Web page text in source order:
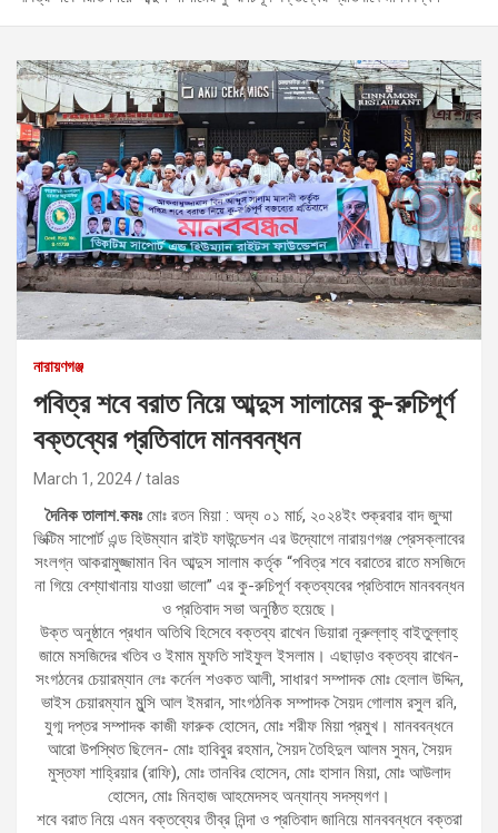
নারায়ণগঞ্জ
পবিত্র শবে বরাত নিয়ে আব্দুস সালামের কু-রুচিপূর্ণ
বক্তব্যের প্রতিবাদে মানববন্ধন
March 1, 2024 talas
দৈনিক তালাশ.কমঃ মোঃ রতন মিয়া : অদ্য ০১ মার্চ, ২০২৪ইং শুক্রবার বাদ জুম্মা
ভিক্টিম সাপোর্ট এন্ড হিউম্যান রাইট ফাউন্ডেশন এর উদ্যোগে নারায়ণগঞ্জ প্রেসক্লাবের
সংলগ্ন আকরামুজ্জামান বিন আব্দুস সালাম কর্তৃক “পবিত্র শবে বরাতের রাতে মসজিদে
না গিয়ে বেশ্যাখানায় যাওয়া ভালো” এর কু-রুচিপূর্ণ বক্তব্যবের প্রতিবাদে মানববন্ধন
ও প্রতিবাদ সভা অনুষ্ঠিত হয়েছে।
উক্ত অনুষ্ঠানে প্রধান অতিথি হিসেবে বক্তব্য রাখেন ডিয়ারা নূরুল্লাহ্ বাইতুল্লাহ্
জামে মসজিদের খতিব ও ইমাম মুফতি সাইফুল ইসলাম। এছাড়াও বক্তব্য রাখেন-
সংগঠনের চেয়ারম্যান লেঃ কর্নেল শওকত আলী, সাধারণ সম্পাদক মোঃ হেলাল উদ্দিন,
ভাইস চেয়ারম্যান মুন্সি আল ইমরান, সাংগঠনিক সম্পাদক সৈয়দ গোলাম রসুল রনি,
যুগ্ম দপ্তর সম্পাদক কাজী ফারুক হোসেন, মোঃ শরীফ মিয়া প্রমুখ। মানববন্ধনে
আরো উপস্থিত ছিলেন- মোঃ হাবিবুর রহমান, সৈয়দ তৈহিদুল আলম সুমন, সৈয়দ
মুস্তফা শাহ্রিয়ার (রাফি), মোঃ তানবির হোসেন, মোঃ হাসান মিয়া, মোঃ আউলাদ
হোসেন, মোঃ মিনহাজ আহমেদসহ অন্যান্য সদস্যগণ।
শবে বরাত নিয়ে এমন বক্তব্যের তীব্র নিন্দা ও প্রতিবাদ জানিয়ে মানববন্ধনে বক্তরা